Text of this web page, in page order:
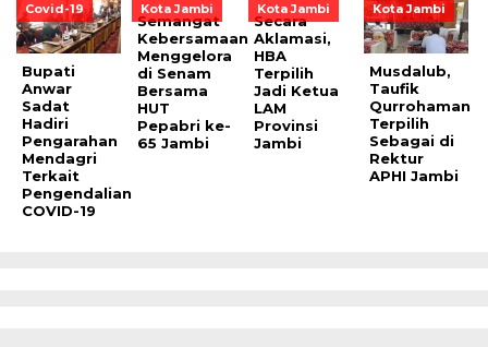
Covid-19
Bupati
Anwar
Sadat
Hadiri
Pengarahan
Mendagri
Terkait
Pengendalian
COVID-19
Kota Jambi
Semangat
Kebersamaan
Menggelora
di Senam
Bersama
HUT
Pepabri ke-
65 Jambi
Kota Jambi
Secara
Aklamasi,
HBA
Terpilih
Jadi Ketua
LAM
Provinsi
Jambi
Kota Jambi
Musdalub,
Taufik
Qurrohaman
Terpilih
Sebagai di
Rektur
APHI Jambi